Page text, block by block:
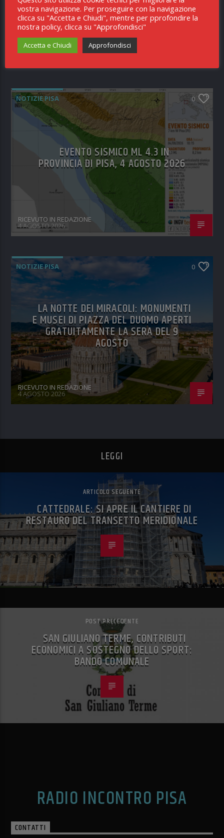
REALIZZATI IN VIA ARNO
RICEVUTO IN REDAZIONE
NOTIZIE PISA 0
EVENTO SISMICO ML 4.3 IN
PROVINCIA DI PISA, 4 AGOSTO 2026
RICEVUTO IN REDAZIONE
4 AGOSTO 2026
NOTIZIE PISA 0
LA NOTTE DEI MIRACOLI: MONUMENTI
E MUSEI DI PIAZZA DEL DUOMO APERTI
GRATUITAMENTE LA SERA DEL 9
AGOSTO
RICEVUTO IN REDAZIONE
4 AGOSTO 2026
LEGGI
ARTICOLO SEGUENTE
CATTEDRALE: SI APRE IL CANTIERE DI
RESTAURO DEL TRANSETTO MERIDIONALE
POST PRECEDENTE
SAN GIULIANO TERME, CONTRIBUTI
ECONOMICI A SOSTEGNO DELLO SPORT:
BANDO COMUNALE
RADIO INCONTRO PISA
CONTATTI
vostra navigazione. Per proseguire con la navigazione
clicca su "Accetta e Chiudi", mentre per pprofondire la
nostra policy, clicca su "Approfondisci"
Accetta e Chiudi Approfondisci